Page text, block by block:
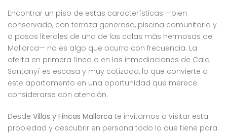
Encontrar un piso de estas características —bien
conservado, con terraza generosa, piscina comunitaria y
a pasos literales de una de las calas más hermosas de
Mallorca— no es algo que ocurra con frecuencia. La
oferta en primera línea o en las inmediaciones de Cala
Santanyí es escasa y muy cotizada, lo que convierte a
este apartamento en una oportunidad que merece
considerarse con atención.
Desde Villas y Fincas Mallorca te invitamos a visitar esta
propiedad y descubrir en persona todo lo que tiene para